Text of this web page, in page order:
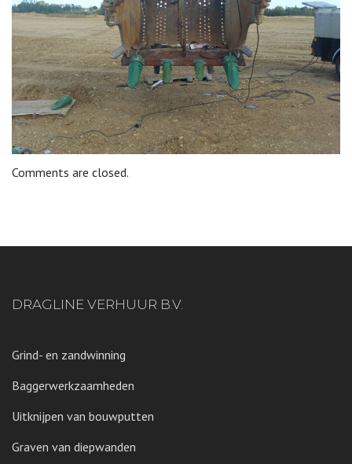
Comments are closed.
DRAGLINE VERHUUR B.V.
Grind- en zandwinning
Baggerwerkzaamheden
Uitknijpen van bouwputten
Graven van diepwanden